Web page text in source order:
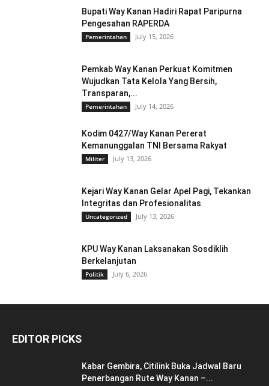
Bupati Way Kanan Hadiri Rapat Paripurna
Pengesahan RAPERDA
Pemerintahan July 15, 2026
Pemkab Way Kanan Perkuat Komitmen
Wujudkan Tata Kelola Yang Bersih,
Transparan,...
Pemerintahan July 14, 2026
Kodim 0427/Way Kanan Pererat
Kemanunggalan TNI Bersama Rakyat
Militer July 13, 2026
Kejari Way Kanan Gelar Apel Pagi, Tekankan
Integritas dan Profesionalitas
Uncategorized July 13, 2026
KPU Way Kanan Laksanakan Sosdiklih
Berkelanjutan
Politik July 6, 2026
EDITOR PICKS
Kabar Gembira, Citilink Buka Jadwal Baru
Penerbangan Rute Way Kanan –...